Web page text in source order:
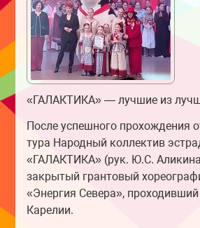
«ГАЛАКТИКА» — лучшие из
После успешного прохождения
тура Народный коллектив
«ГАЛАКТИКА» (рук. Ю.С.
закрытый грантовый
«Энергия Севера»,
Карелии.